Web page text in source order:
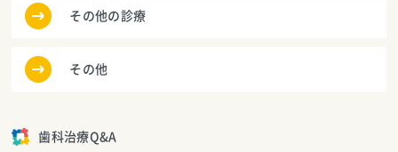
その他の診療
その他
歯科治療Q&A